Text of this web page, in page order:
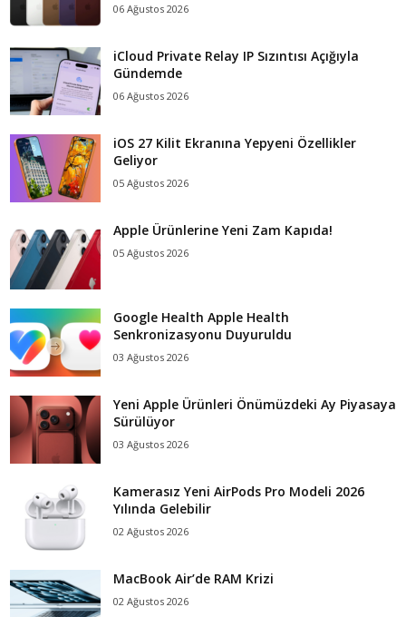
06 Ağustos 2026
iCloud Private Relay IP Sızıntısı Açığıyla
Gündemde
06 Ağustos 2026
iOS 27 Kilit Ekranına Yepyeni Özellikler
Geliyor
05 Ağustos 2026
Apple Ürünlerine Yeni Zam Kapıda!
05 Ağustos 2026
Google Health Apple Health
Senkronizasyonu Duyuruldu
03 Ağustos 2026
Yeni Apple Ürünleri Önümüzdeki Ay Piyasaya
Sürülüyor
03 Ağustos 2026
Kamerasız Yeni AirPods Pro Modeli 2026
Yılında Gelebilir
02 Ağustos 2026
MacBook Air’de RAM Krizi
02 Ağustos 2026